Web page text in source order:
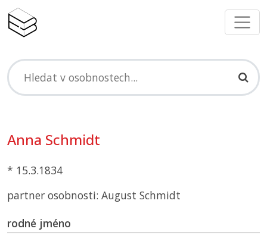
Anna Schmidt
* 15.3.1834
partner osobnosti: August Schmidt
rodné jméno